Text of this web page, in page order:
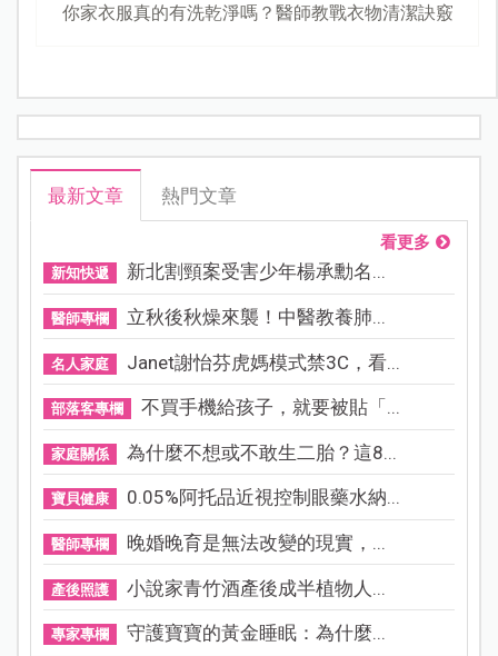
你家衣服真的有洗乾淨嗎？醫師教戰衣物清潔訣竅
最新文章 熱門文章
看更多
新知快遞 新北割頸案受害少年楊承勳名...
醫師專欄 立秋後秋燥來襲！中醫教養肺...
名人家庭 Janet謝怡芬虎媽模式禁3C，看...
部落客專欄 不買手機給孩子，就要被貼「...
家庭關係 為什麼不想或不敢生二胎？這8...
寶貝健康 0.05%阿托品近視控制眼藥水納...
醫師專欄 晚婚晚育是無法改變的現實，...
產後照護 小說家青竹酒產後成半植物人...
專家專欄 守護寶寶的黃金睡眠：為什麼...